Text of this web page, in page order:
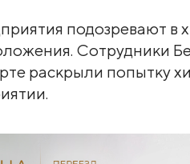
подозревают в
Сотрудники
раскрыли попытку